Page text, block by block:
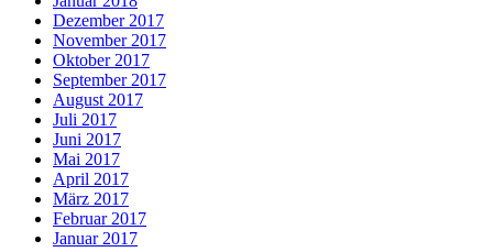
Dezember 2017
November 2017
Oktober 2017
September 2017
August 2017
Juli 2017
Juni 2017
Mai 2017
April 2017
März 2017
Februar 2017
Januar 2017